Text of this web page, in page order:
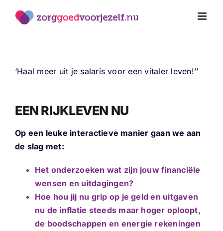
naar
‘Haal meer uit je salaris voor een vitaler leven!’’
EEN RIJKLEVEN NU
Op een leuke interactieve manier gaan we aan
de slag met:
Het onderzoeken wat zijn jouw financiële
wensen en uitdagingen?
Hoe hou jij nu grip op je geld en uitgaven
nu de inflatie steeds maar hoger oploopt,
de boodschappen en energie rekeningen